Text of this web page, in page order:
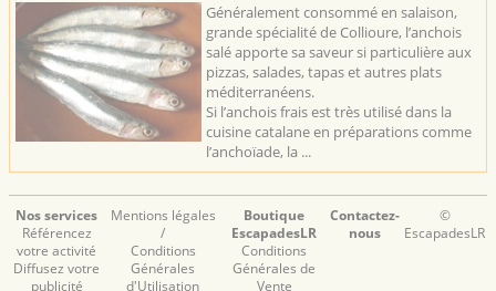
Généralement consommé en salaison,
grande spécialité de Collioure, l’anchois
salé apporte sa saveur si particulière aux
pizzas, salades, tapas et autres plats
méditerranéens.
Si l’anchois frais est très utilisé dans la
cuisine catalane en préparations comme
l’anchoïade, la ...
Nos services
Référencez
votre activité
Diffusez votre
publicité
Mentions légales
/
Conditions
Générales
d'Utilisation
Boutique
EscapadesLR
Conditions
Générales de
Vente
Contactez-
nous
©
EscapadesLR